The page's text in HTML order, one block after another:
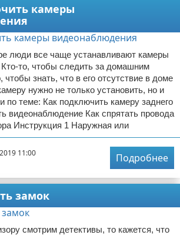
камеры
люди все чаще устанавливают камеры
то, чтобы следить за домашним
чтобы знать, что в его отсутствие в доме
нужно не только установить, но и
по теме: Как подключить камеру заднего
видеонаблюдение Как спрятать провода
Инструкция 1 Наружная или
11:00
Подробнее
замок
смотрим детективы, то кажется, что